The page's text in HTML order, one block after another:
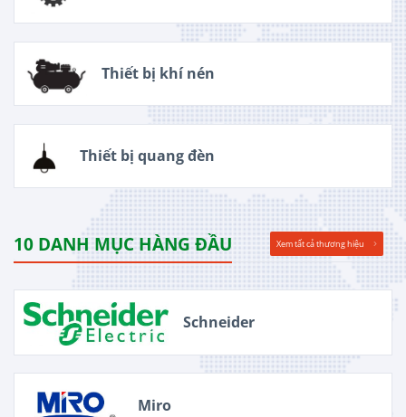
Thiết bị khí nén
Thiết bị quang đèn
10 DANH MỤC HÀNG ĐẦU Xem tất cả thương hiệu
Schneider
Miro